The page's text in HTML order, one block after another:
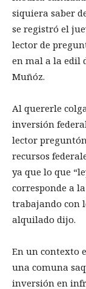
siquiera saber
se registró el
lector de
en mal a la edil
Muñóz.
Al quererle
inversión
lector
recursos
ya que lo que
corresponde a
trabajando con
alquilado dijo.
En un contexto
una comuna
inversión en